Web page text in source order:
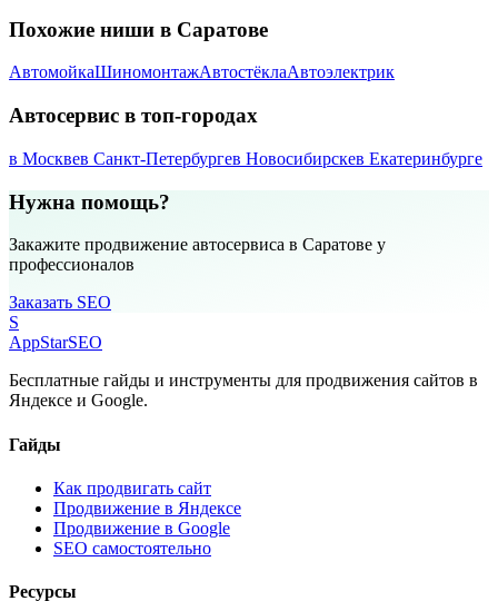
Похожие ниши в Саратове
АвтомойкаШиномонтажАвтостёклаАвтоэлектрик
Автосервис в топ-городах
в Москвев Санкт-Петербургев Новосибирскев Екатеринбурге
Нужна помощь?
Закажите продвижение автосервиса в Саратове у
профессионалов
Заказать SEO
S
AppStarSEO
Бесплатные гайды и инструменты для продвижения сайтов в
Яндексе и Google.
Гайды
Как продвигать сайт
Продвижение в Яндексе
Продвижение в Google
SEO самостоятельно
Ресурсы